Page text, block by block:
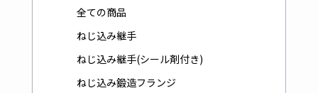
全ての商品
ねじ込み継手
ねじ込み継手(シール剤付き)
ねじ込み鍛造フランジ